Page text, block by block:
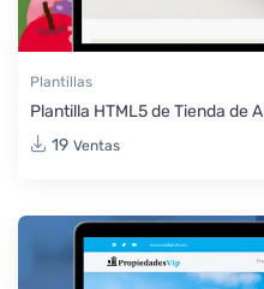
Plantillas
Plantilla HTML5 de Tienda de
19 Ventas